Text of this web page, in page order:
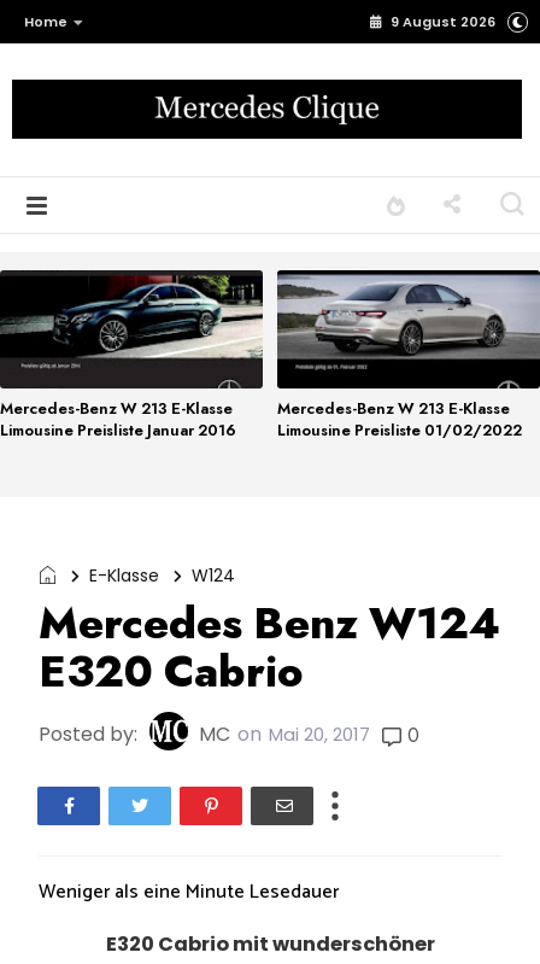
Home 9 August 2026
Mercedes-Benz W 213 E-Klasse
Limousine Preisliste Januar 2016
Mercedes-Benz W 213 E-Klasse
Limousine Preisliste 01/02/2022
E-Klasse W124
Mercedes Benz W124
E320 Cabrio
Posted by: MC on Mai 20, 2017 0
Weniger als eine Minute Lesedauer
E320 Cabrio mit wunderschöner